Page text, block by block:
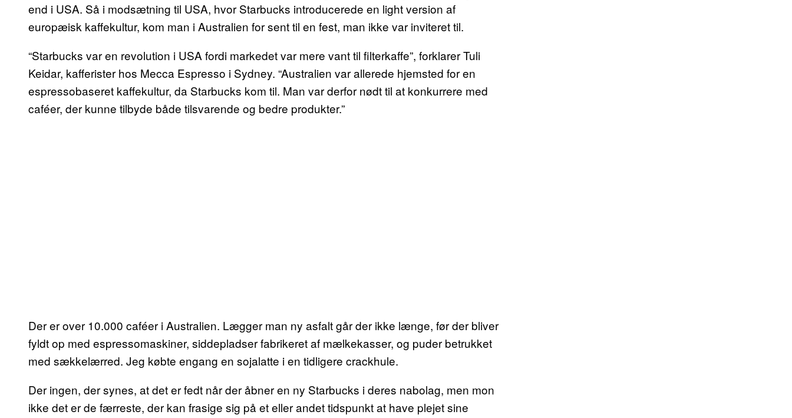
end i USA. Så i modsætning til USA, hvor Starbucks introducerede en light version af
europæisk kaffekultur, kom man i Australien for sent til en fest, man ikke var inviteret til.
“Starbucks var en revolution i USA fordi markedet var mere vant til filterkaffe”, forklarer Tuli
Keidar, kafferister hos Mecca Espresso i Sydney. “Australien var allerede hjemsted for en
espressobaseret kaffekultur, da Starbucks kom til. Man var derfor nødt til at konkurrere med
caféer, der kunne tilbyde både tilsvarende og bedre produkter.”
Der er over 10.000 caféer i Australien. Lægger man ny asfalt går der ikke længe, før der bliver
fyldt op med espressomaskiner, siddepladser fabrikeret af mælkekasser, og puder betrukket
med sækkelærred. Jeg købte engang en sojalatte i en tidligere crackhule.
Der ingen, der synes, at det er fedt når der åbner en ny Starbucks i deres nabolag, men mon
ikke det er de færreste, der kan frasige sig på et eller andet tidspunkt at have plejet sine